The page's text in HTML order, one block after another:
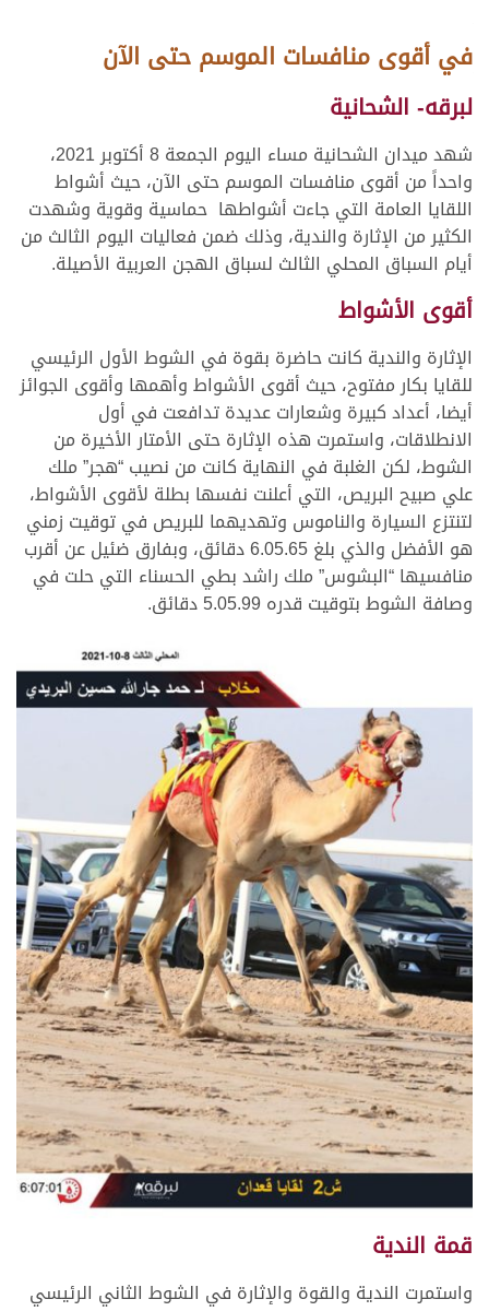
في أقوى منافسات الموسم حتى الآن
لبرقه- الشحانية
شهد ميدان الشحانية مساء اليوم الجمعة 8 أكتوبر 2021،
واحداً من أقوى منافسات الموسم حتى الآن، حيث أشواط
اللقايا العامة التي جاءت أشواطها حماسية وقوية وشهدت
الكثير من الإثارة والندية، وذلك ضمن فعاليات اليوم الثالث من
أيام السباق المحلي الثالث لسباق الهجن العربية الأصيلة.
أقوى الأشواط
الإثارة والندية كانت حاضرة بقوة في الشوط الأول الرئيسي
للقايا بكار مفتوح، حيث أقوى الأشواط وأهمها وأقوى الجوائز
أيضا، أعداد كبيرة وشعارات عديدة تدافعت في أول
الانطلاقات، واستمرت هذه الإثارة حتى الأمتار الأخيرة من
الشوط، لكن الغلبة في النهاية كانت من نصيب “هجر” ملك
علي صبيح البريص، التي أعلنت نفسها بطلة لأقوى الأشواط،
لتنتزع السيارة والناموس وتهديهما للبريص في توقيت زمني
هو الأفضل والذي بلغ 6.05.65 دقائق، وبفارق ضئيل عن أقرب
منافسيها “البشوس” ملك راشد بطي الحسناء التي حلت في
وصافة الشوط بتوقيت قدره 5.05.99 دقائق.
قمة الندية
واستمرت الندية والقوة والإثارة في الشوط الثاني الرئيسي